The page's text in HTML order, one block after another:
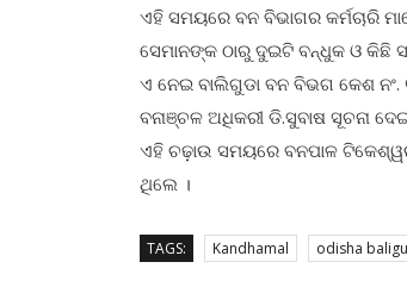
ଏହି ସମୟରେ ବନ ବିଭାଗର କର୍ମଚାରି
ସେମାନଙ୍କ ଠାରୁ ଦୁଇଟି ବନ୍ଧୁକ ଓ କିଛି
ଏ ନେଇ ବାଲିଗୁଡା ବନ ବିଭଗ କେଶ ନଂ.
ବନାଞ୍ଚଳ ଅଧିକରୀ ଡି.ସୁବାଷ ସୂଚନା
ଏହି ଚଢ଼ାଉ ସମୟରେ ବନପାଳ
ଥିଲେ ।
TAGS: Kandhamal odisha